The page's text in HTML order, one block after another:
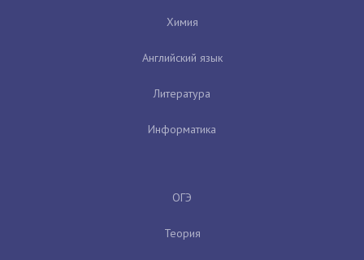
Химия
Английский язык
Литература
Информатика
ОГЭ
Теория